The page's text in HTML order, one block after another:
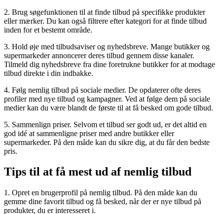
2. Brug søgefunktionen til at finde tilbud på specifikke produkter
eller mærker. Du kan også filtrere efter kategori for at finde tilbud
inden for et bestemt område.
3. Hold øje med tilbudsaviser og nyhedsbreve. Mange butikker og
supermarkeder annoncerer deres tilbud gennem disse kanaler.
Tilmeld dig nyhedsbreve fra dine foretrukne butikker for at modtage
tilbud direkte i din indbakke.
4. Følg nemlig tilbud på sociale medier. De opdaterer ofte deres
profiler med nye tilbud og kampagner. Ved at følge dem på sociale
medier kan du være blandt de første til at få besked om gode tilbud.
5. Sammenlign priser. Selvom et tilbud ser godt ud, er det altid en
god idé at sammenligne priser med andre butikker eller
supermarkeder. På den måde kan du sikre dig, at du får den bedste
pris.
Tips til at få mest ud af nemlig tilbud
1. Opret en brugerprofil på nemlig tilbud. På den måde kan du
gemme dine favorit tilbud og få besked, når der er nye tilbud på
produkter, du er interesseret i.